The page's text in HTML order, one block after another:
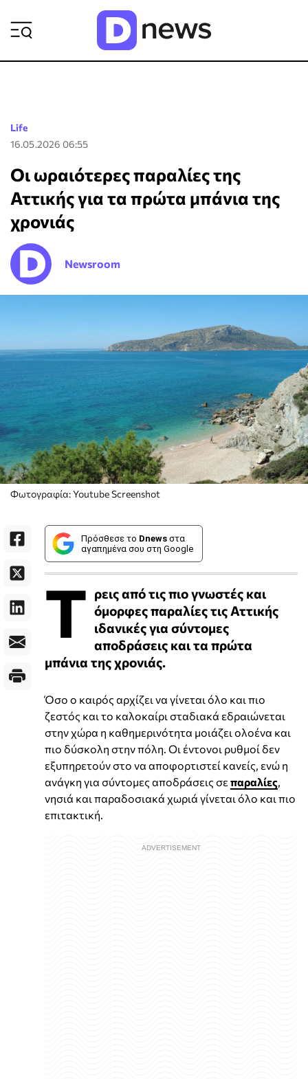
Life
16.05.2026 06:55
Οι ωραιότερες παραλίες της
Αττικής για τα πρώτα μπάνια της
χρονιάς
Newsroom
Φωτογραφία: Youtube Screenshot
Πρόσθεσε το Dnews στα
αγαπημένα σου στη Google
Τ ρεις από τις πιο γνωστές και
όμορφες παραλίες τις Αττικής
ιδανικές για σύντομες
αποδράσεις και τα πρώτα
μπάνια της χρονιάς.
Όσο ο καιρός αρχίζει να γίνεται όλο και πιο
ζεστός και το καλοκαίρι σταδιακά εδραιώνεται
στην χώρα η καθημερινότητα μοιάζει ολοένα και
πιο δύσκολη στην πόλη. Οι έντονοι ρυθμοί δεν
εξυπηρετούν στο να αποφορτιστεί κανείς, ενώ η
ανάγκη για σύντομες αποδράσεις σε παραλίες
νησιά και παραδοσιακά χωριά γίνεται όλο και πιο
επιτακτική.